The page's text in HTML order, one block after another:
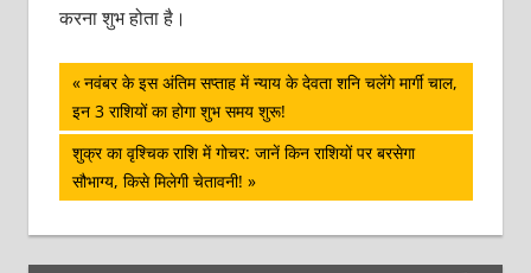
करना शुभ होता है।
पोस्ट
नेविगेशन
Previous
Post:
नवंबर के इस अंतिम सप्ताह में न्याय के देवता शनि चलेंगे मार्गी चाल,
इन 3 राशियों का होगा शुभ समय शुरू!
Next
Post:
शुक्र का वृश्चिक राशि में गोचर: जानें किन राशियों पर बरसेगा
सौभाग्य, किसे मिलेगी चेतावनी!